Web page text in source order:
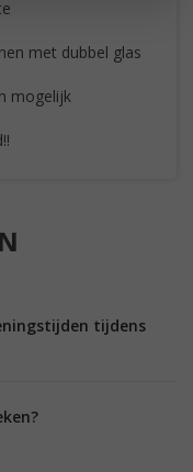
met dubbel glas
mogelijk
tijdens